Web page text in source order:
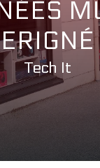
ERIGNÉ
Tech It